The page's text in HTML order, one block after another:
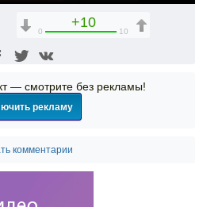
+10
0 10
— смотрите без рекламы!
рекламу
комментарии